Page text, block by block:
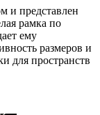
и представлен
рамка по
ему
размеров и
для пространств